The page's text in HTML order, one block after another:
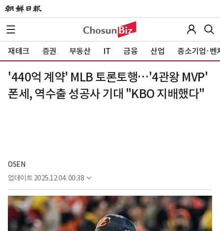
재테크 증권 부동산 IT 금융 산업 중소기업·벤
'440억 계약' MLB 토론토행…'4관왕 MVP'
폰세, 역수출 성공사 기대 "KBO 지배했다"
OSEN
업데이트 2025.12.04. 00:38